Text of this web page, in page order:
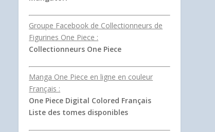
Groupe Facebook de Collectionneurs de
Figurines One Piece :
Collectionneurs One Piece
Manga One Piece en ligne en couleur
Français :
One Piece Digital Colored Français
Liste des tomes disponibles